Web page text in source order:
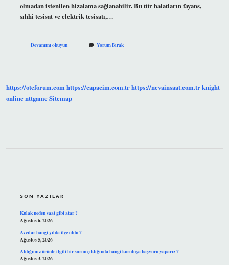
olmadan istenilen hizalama sağlanabilir. Bu tür halatların fayans,
sıhhi tesisat ve elektrik tesisatı,…
Devamını okuyunÇırpı
Ip
Yorum Bırak
https://oteforum.comhttps://capacim.com.trhttps://nevainsaat.com.trknight
onlinenttgameSitemap
SON YAZILAR
Kulak neden saat gibi atar ?
Ağustos 6, 2026
Avcılar hangi yılda ilçe oldu ?
Ağustos 5, 2026
Aldığımız ürünle ilgili bir sorun çıktığında hangi kuruluşa başvuru yaparız ?
Ağustos 3, 2026